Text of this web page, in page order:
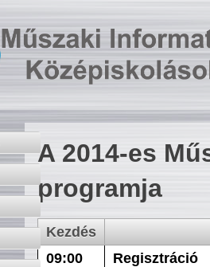
A 2014-es
programja
Kezdés
09:00
Regisztráció